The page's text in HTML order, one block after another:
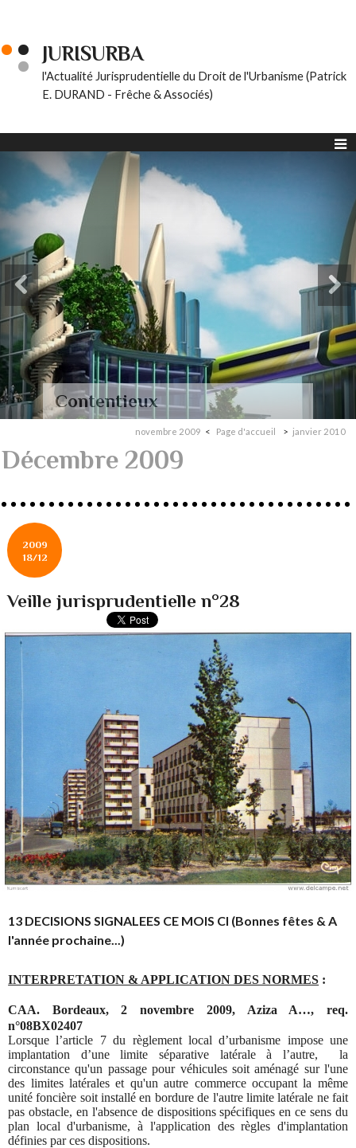
JURISURBA
l'Actualité Jurisprudentielle du Droit de l'Urbanisme (Patrick
E. DURAND - Frêche & Associés)
Contentieux
novembre 2009 Page d'accueil janvier 2010
Décembre 2009
2009
18/12
Veille jurisprudentielle n°28
13 DECISIONS SIGNALEES CE MOIS CI (Bonnes fêtes & A
l'année prochaine...)
INTERPRETATION & APPLICATION DES NORMES :
CAA. Bordeaux, 2 novembre 2009, Aziza A…, req.
n°08BX02407
Lorsque l’article 7 du règlement local d’urbanisme impose une
implantation d’une limite séparative latérale à l’autre, la
circonstance qu'un passage pour véhicules soit aménagé sur l'une
des limites latérales et qu'un autre commerce occupant la même
unité foncière soit installé en bordure de l'autre limite latérale ne fait
pas obstacle, en l'absence de dispositions spécifiques en ce sens du
plan local d'urbanisme, à l'application des règles d'implantation
définies par ces dispositions.